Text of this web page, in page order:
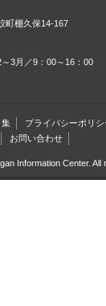
町棚久保14-167
3月／9：00～16：00
集 プライバシーポリシ
お問い合わせ
Information Center. All